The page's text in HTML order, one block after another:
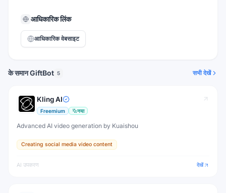
आधिकारिक लिंक
आधिकारिक वेबसाइट
के समान GiftBot 5 सभी देखें
Kling AI
Freemium नया
Advanced AI video generation by Kuaishou
Creating social media video content
AI उपकरण देखें